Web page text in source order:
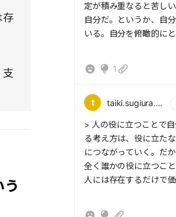
存
支
もらえる。
↑
上のようにすれば，自
定が積み重なると苦し
自分だ。というか、自
いる。自分を俯瞰的に
ると捉えることを大切
重ねたい。
1
t taiki.sugiura.2017
もっと読む
> 人の役に立つことで
る考え方は、役に立た
につながっていく。だ
全く誰かの役に立つこ
人には存在するだけで
る。その人が生きてい